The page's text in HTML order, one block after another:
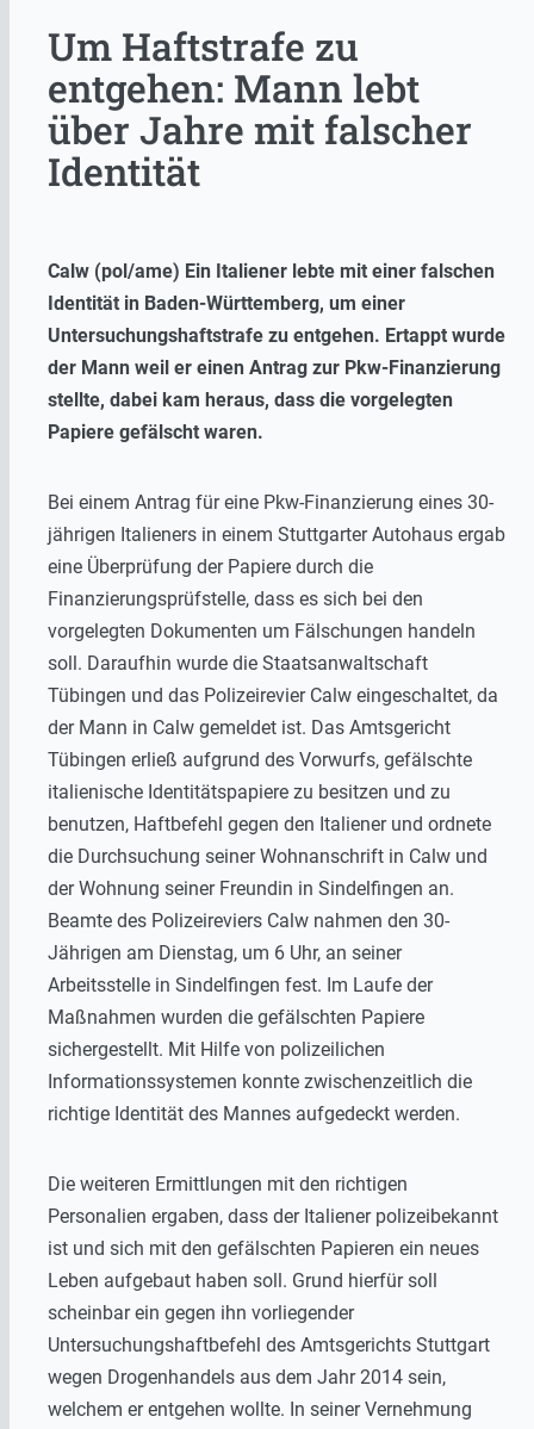
Um Haftstrafe zu
entgehen: Mann lebt
über Jahre mit falscher
Identität
Calw (pol/ame) Ein Italiener lebte mit einer falschen
Identität in Baden-Württemberg, um einer
Untersuchungshaftstrafe zu entgehen. Ertappt wurde
der Mann weil er einen Antrag zur Pkw-Finanzierung
stellte, dabei kam heraus, dass die vorgelegten
Papiere gefälscht waren.
Bei einem Antrag für eine Pkw-Finanzierung eines 30-
jährigen Italieners in einem Stuttgarter Autohaus ergab
eine Überprüfung der Papiere durch die
Finanzierungsprüfstelle, dass es sich bei den
vorgelegten Dokumenten um Fälschungen handeln
soll. Daraufhin wurde die Staatsanwaltschaft
Tübingen und das Polizeirevier Calw eingeschaltet, da
der Mann in Calw gemeldet ist. Das Amtsgericht
Tübingen erließ aufgrund des Vorwurfs, gefälschte
italienische Identitätspapiere zu besitzen und zu
benutzen, Haftbefehl gegen den Italiener und ordnete
die Durchsuchung seiner Wohnanschrift in Calw und
der Wohnung seiner Freundin in Sindelfingen an.
Beamte des Polizeireviers Calw nahmen den 30-
Jährigen am Dienstag, um 6 Uhr, an seiner
Arbeitsstelle in Sindelfingen fest. Im Laufe der
Maßnahmen wurden die gefälschten Papiere
sichergestellt. Mit Hilfe von polizeilichen
Informationssystemen konnte zwischenzeitlich die
richtige Identität des Mannes aufgedeckt werden.
Die weiteren Ermittlungen mit den richtigen
Personalien ergaben, dass der Italiener polizeibekannt
ist und sich mit den gefälschten Papieren ein neues
Leben aufgebaut haben soll. Grund hierfür soll
scheinbar ein gegen ihn vorliegender
Untersuchungshaftbefehl des Amtsgerichts Stuttgart
wegen Drogenhandels aus dem Jahr 2014 sein,
welchem er entgehen wollte. In seiner Vernehmung